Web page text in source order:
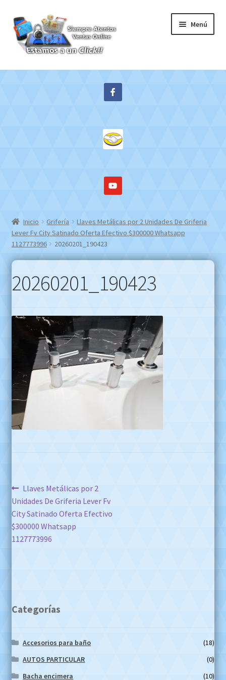
Ir
a
la
navegación
Ir
al
contenido
Menú
Inicio
Inicio Grifería
Llaves Metálicas por 2 Unidades De Griferia
Lever Fv City Satinado Oferta Efectivo $300000 Whatsapp
1127773996
20260201_190423
20260201_190423
Navegación
de
entradas
Anterior:
Llaves Metálicas por 2
Unidades De Griferia Lever Fv
City Satinado Oferta Efectivo
$300000 Whatsapp
1127773996
Categorías
Accesorios para baño
(18)
AUTOS PARTICULAR
(0)
Bacha encimera
(10)